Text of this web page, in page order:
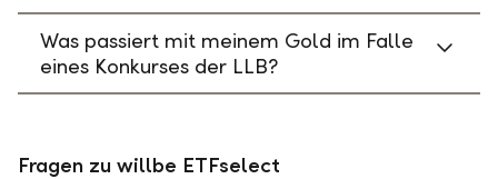
Was passiert mit meinem Gold im Falle
eines Konkurses der LLB?
Fragen zu willbe ETFselect